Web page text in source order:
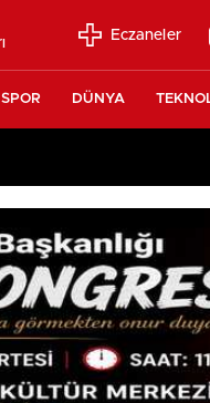
Eczaneler
SPOR DÜNYA